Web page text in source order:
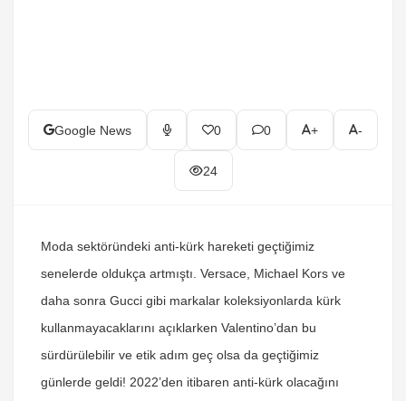
Google News 0 0 + -
24
Moda sektöründeki anti-kürk hareketi geçtiğimiz
senelerde oldukça artmıştı. Versace, Michael Kors ve
daha sonra Gucci gibi markalar koleksiyonlarda kürk
kullanmayacaklarını açıklarken Valentino’dan bu
sürdürülebilir ve etik adım geç olsa da geçtiğimiz
günlerde geldi! 2022’den itibaren anti-kürk olacağını